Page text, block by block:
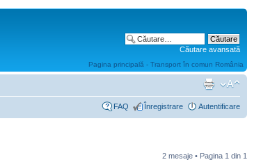
Căutare avansată
Pagina principală - Transport în comun România
FAQ Înregistrare Autentificare
2 mesaje • Pagina 1 din 1